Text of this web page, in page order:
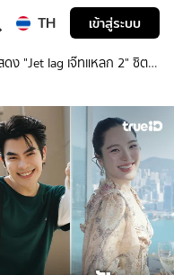
TH เข้าสู่ระบบ
ดง "Jet lag เจ๊ทแหลก 2" ซิต